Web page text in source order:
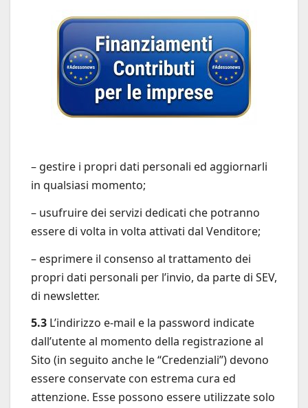
– gestire i propri dati personali ed aggiornarli
in qualsiasi momento;
– usufruire dei servizi dedicati che potranno
essere di volta in volta attivati dal Venditore;
– esprimere il consenso al trattamento dei
propri dati personali per l’invio, da parte di SEV,
di newsletter.
5.3 L’indirizzo e-mail e la password indicate
dall’utente al momento della registrazione al
Sito (in seguito anche le “Credenziali”) devono
essere conservate con estrema cura ed
attenzione. Esse possono essere utilizzate solo